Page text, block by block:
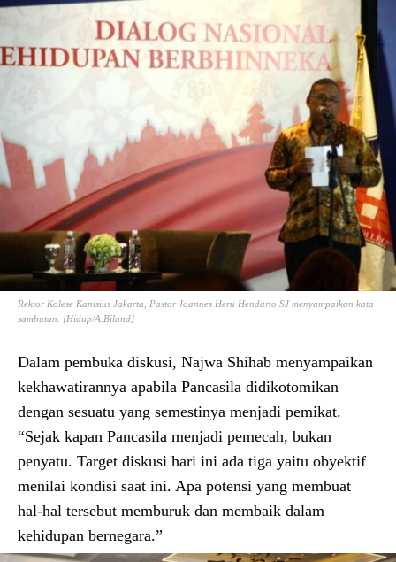
Rektor Kolese Kanisius Jakarta, Pastor Joannes Heru Hendarto SJ menyampaikan kata
sambutan. [Hidup/A.Biland]
Dalam pembuka diskusi, Najwa Shihab menyampaikan
kekhawatirannya apabila Pancasila didikotomikan
dengan sesuatu yang semestinya menjadi pemikat.
“Sejak kapan Pancasila menjadi pemecah, bukan
penyatu. Target diskusi hari ini ada tiga yaitu obyektif
menilai kondisi saat ini. Apa potensi yang membuat
hal-hal tersebut memburuk dan membaik dalam
kehidupan bernegara.”